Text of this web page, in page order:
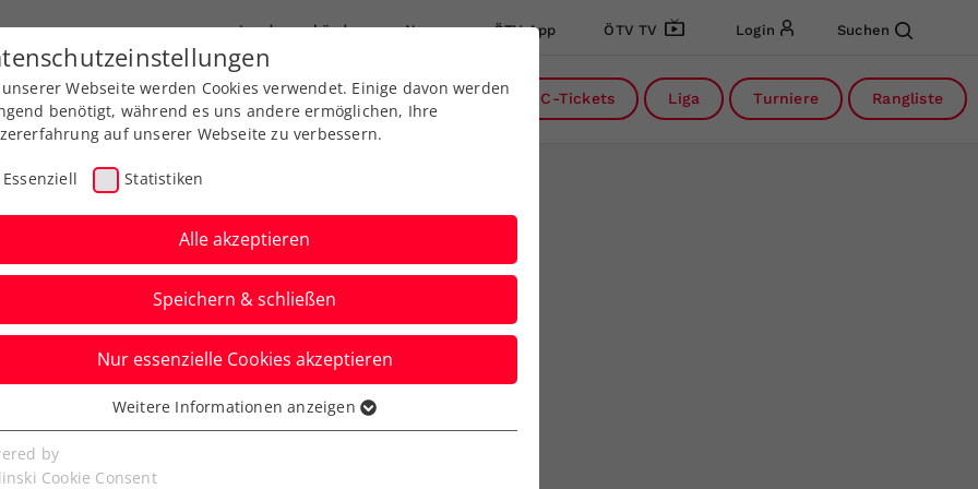
Landesverbände News ÖTV App ÖTV TV Login Suchen
Ausbildung Services Über uns DC-Tickets Liga Turniere Rangliste
– Teil 7:
Webseite werden Cookies verwendet. Einige davon werden
benötigt, während es uns andere ermöglichen, Ihre
auf unserer Webseite zu verbessern.
Essenziell Statistiken
Alle akzeptieren
Speichern & schließen
Nur essenzielle Cookies akzeptieren
Cookies werden für grundlegende Funktionen der
benötigt. Dadurch ist gewährleistet, dass die Webseite
Weitere Informationen anzeigen
by
Cookie Consent